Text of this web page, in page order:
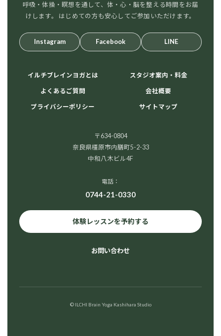
呼吸・体操・瞑想を通して、体・心・脳を整える時間をお届
けします。 はじめての方も安心してご参加いただけます。
Instagram Facebook LINE
イルチブレインヨガとは スタジオ案内・料金
よくあるご質問 会社概要
プライバシーポリシー サイトマップ
〒634-0804
奈良県橿原市内膳町5-2-33
中和八木ビル4F
電話：
0744-21-0330
体験レッスンを予約する
お問い合わせ
© ILCHI Brain Yoga Kashihara Studio